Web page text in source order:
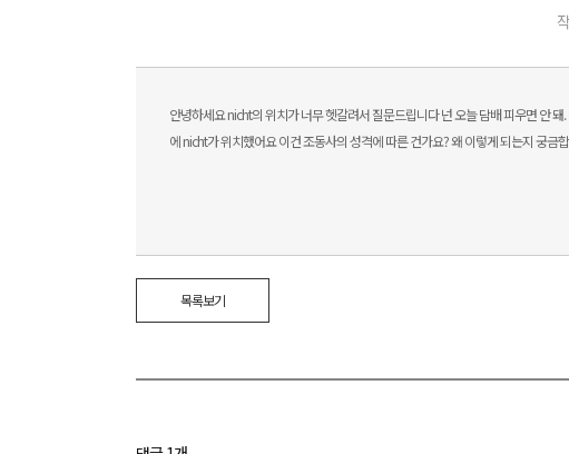
안녕하세요 nicht의 위치가 너무 헷갈려서 질문드립니다 넌 오늘 담배 피우면 안
에 nicht가 위치했어요 이건 조동사의 성격에 따른 건가요? 왜 이렇게 되는지 궁금
목록보기